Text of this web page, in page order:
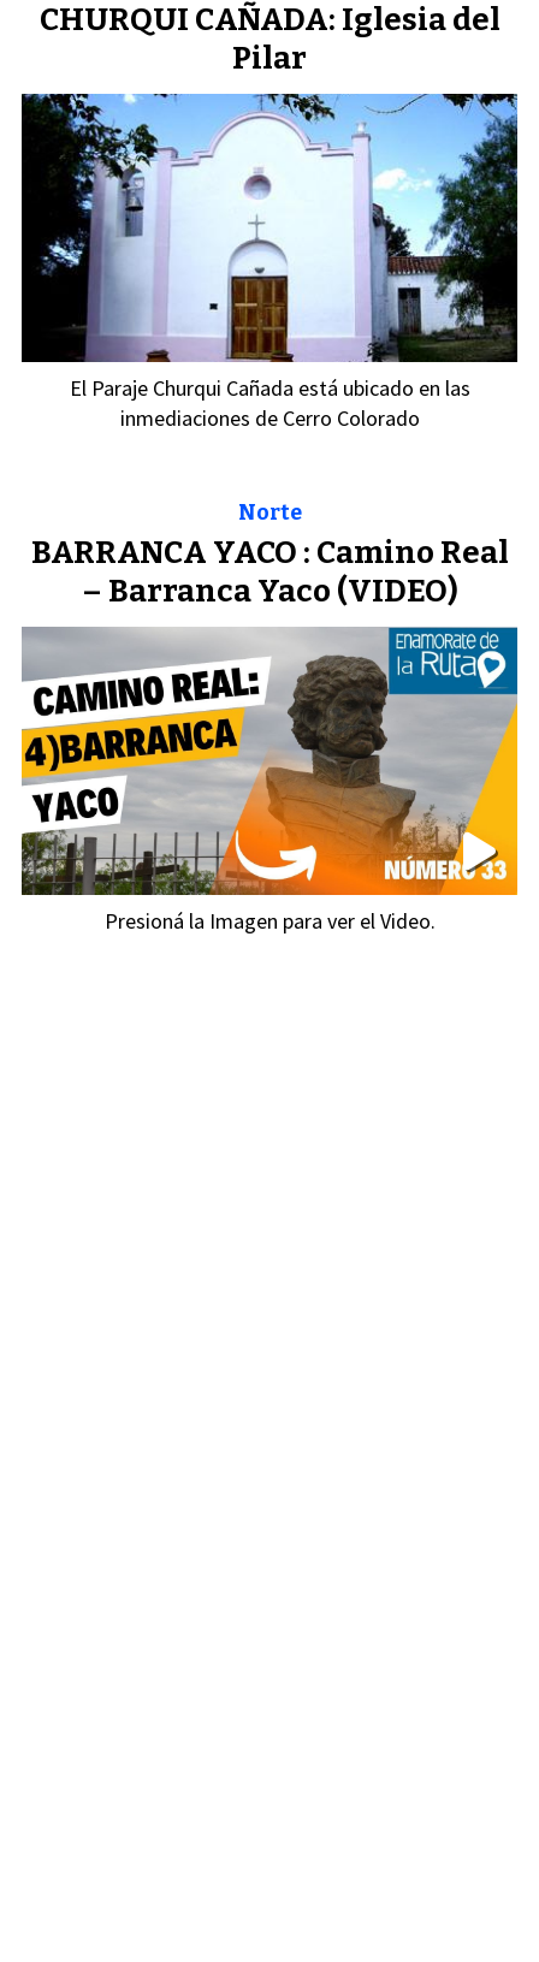
CHURQUI CAÑADA: Iglesia del
Pilar
El Paraje Churqui Cañada está ubicado en las
inmediaciones de Cerro Colorado
BARRANCA YACO : Camino Real
– Barranca Yaco (VIDEO)
Norte
Presioná la Imagen para ver el Video.